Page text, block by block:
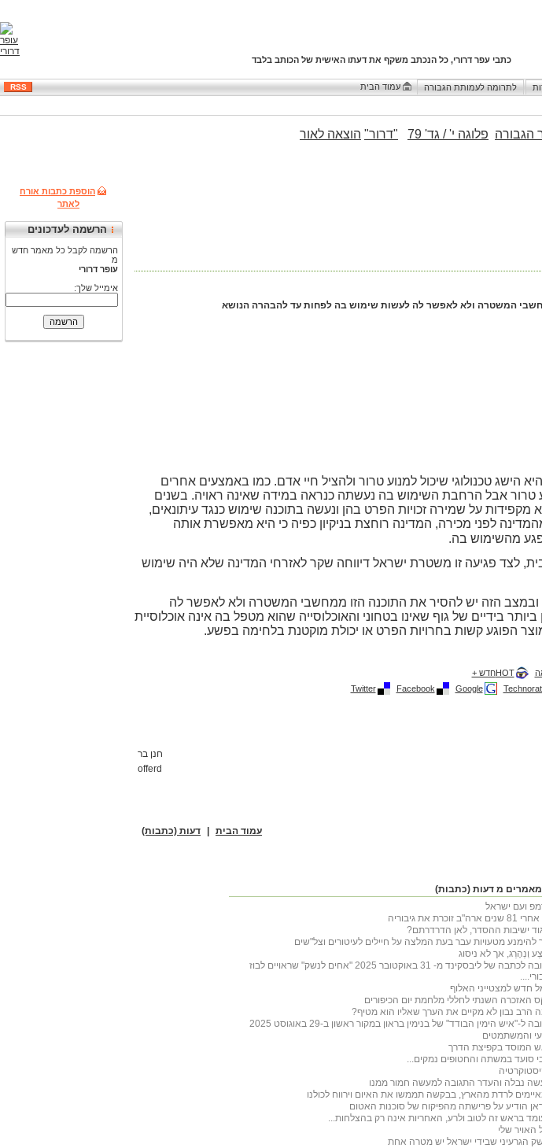
כתבי עפר דרורי, כל הנכתב משקף את דעתו האישית של הכותב בלבד
RSS לתרומה לעמותת הגבורה עמוד הבית
הוספת כתבות אורח
לאתר
הרשמה לעדכונים
הרשמה לקבל כל מאמר חדש
מ
עופר דרורי
אימייל שלך:
הגבורה פלוגה י' / גד' 79 "דרור" הוצאה לאור
טכנולוגי שיכול למנוע טרור ולהציל חיי אדם. כמו באמצעים אחרים
טרור אבל הרחבת השימוש בה נעשתה כנראה במידה שאינה ראויה. בשנים
על שמירה זכויות הפרט בהן ונעשה בתוכנה שימוש כנגד עיתונאים,
לפני מכירה, המדינה רוחצת בניקיון כפיה כי היא מאפשרת אותה
מהשימוש בה.
לצד פגיעה זו משטרת ישראל דיווחה שקר לאזרחי המדינה שלא היה שימוש
הזה יש להסיר את התוכנה הזו ממחשבי המשטרה ולא לאפשר לה
בידיים של גוף שאינו בטחוני והאוכלוסייה שהוא מטפל בה אינה אוכלוסיית
הפוגע קשות בחרויות הפרט או יכולת מוקטנת בלחימה בפשע.
HOTחדש +
Google
Facebook
Twitter
חנן בר
offerd
עמוד הבית | דעות (כתבות)
מאמרים מ דעות (כתבות)
ועם ישראל
ארה"ב זוכרת את גיבוריה
ישיבות ההסדר, לאן הדרדרתם?
להימנע מטעויות עבר בעת המלצה על חיילים לעיטורים וצל"שים
וְנֵהָרֵג, אך לא ניסוג
תגובה לכתבה של ליבסקינד מ- 31 באוקטובר 2025 "אחים לנשק" שראויים לבוז
חדש למצטייני האלוף
האזכרה השנתי לחללי מלחמת יום הכיפורים
הרב נבון לא מקיים את הערך שאליו הוא מטיף?
ל-"איש הימין הבודד" של בנימין בראון במקור ראשון ב-29 באוגוסט 2025
והמשתמטים
המוסד בקפיצת הדרך
סועד במשתה והחטופים נמקים...
נבלה והעדר התגובה למעשה חמור ממנו
לרדת מהארץ, בבקשה תממשו את האיום וירווח לכולנו
הודיע על פרישתה מהפיקוח של סוכנות האטום
בראש זה לטוב ולרע, האחריות אינה רק בהצלחות...
האויר שלי
הגרעיני שבידי ישראל יש מטרה אחת